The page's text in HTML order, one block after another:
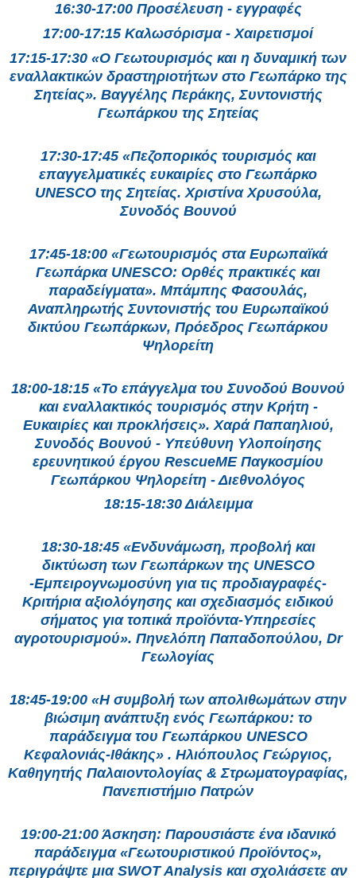
16:30-17:00 Προσέλευση - εγγραφές
17:00-17:15 Καλωσόρισμα - Χαιρετισμοί
17:15-17:30 «Ο Γεωτουρισμός και η δυναμική των
εναλλακτικών δραστηριοτήτων στο Γεωπάρκο της
Σητείας». Βαγγέλης Περάκης, Συντονιστής
Γεωπάρκου της Σητείας
17:30-17:45 «Πεζοπορικός τουρισμός και
επαγγελματικές ευκαιρίες στο Γεωπάρκο
UNESCO της Σητείας. Χριστίνα Χρυσούλα,
Συνοδός Βουνού
17:45-18:00 «Γεωτουρισμός στα Ευρωπαϊκά
Γεωπάρκα UNESCO: Ορθές πρακτικές και
παραδείγματα». Μπάμπης Φασουλάς,
Αναπληρωτής Συντονιστής του Ευρωπαϊκού
δικτύου Γεωπάρκων, Πρόεδρος Γεωπάρκου
Ψηλορείτη
18:00-18:15 «Το επάγγελμα του Συνοδού Βουνού
και εναλλακτικός τουρισμός στην Κρήτη -
Ευκαιρίες και προκλήσεις». Χαρά Παπαηλιού,
Συνοδός Βουνού - Υπεύθυνη Υλοποίησης
ερευνητικού έργου RescueME Παγκοσμίου
Γεωπάρκου Ψηλορείτη - Διεθνολόγος
18:15-18:30 Διάλειμμα
18:30-18:45 «Ενδυνάμωση, προβολή και
δικτύωση των Γεωπάρκων της UNESCO
-Εμπειρογνωμοσύνη για τις προδιαγραφές-
Κριτήρια αξιολόγησης και σχεδιασμός ειδικού
σήματος για τοπικά προϊόντα-Υπηρεσίες
αγροτουρισμού». Πηνελόπη Παπαδοπούλου, Dr
Γεωλογίας
18:45-19:00 «Η συμβολή των απολιθωμάτων στην
βιώσιμη ανάπτυξη ενός Γεωπάρκου: το
παράδειγμα του Γεωπάρκου UNESCO
Κεφαλονιάς-Ιθάκης» . Ηλιόπουλος Γεώργιος,
Καθηγητής Παλαιοντολογίας & Στρωματογραφίας,
Πανεπιστήμιο Πατρών
19:00-21:00 Άσκηση: Παρουσιάστε ένα ιδανικό
παράδειγμα «Γεωτουριστικού Προϊόντος»,
περιγράψτε μια SWOT Analysis και σχολιάσετε αν